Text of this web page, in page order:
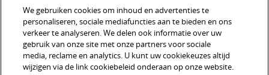
De verzekeraar voor een wereld
Cookiebeleid
We gebruiken cookies om inhoud en advertenties te
personaliseren, sociale mediafuncties aan te bieden en ons
verkeer te analyseren. We delen ook informatie over uw
gebruik van onze site met onze partners voor sociale
media, reclame en analytics. U kunt uw cookiekeuzes altijd
wijzigen via de link cookiebeleid onderaan op onze website.